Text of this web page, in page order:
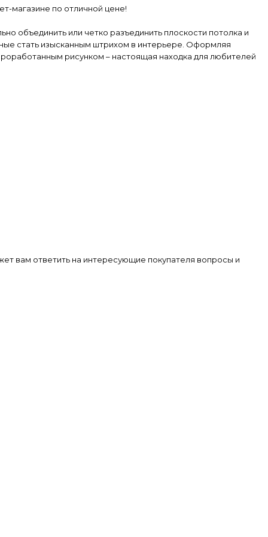
магазине по отличной цене!
объединить или четко разъединить плоскости потолка и
стать изысканным штрихом в интерьере. Оформляя
рисунком – настоящая находка для любителей
вам ответить на интересующие покупателя вопросы и